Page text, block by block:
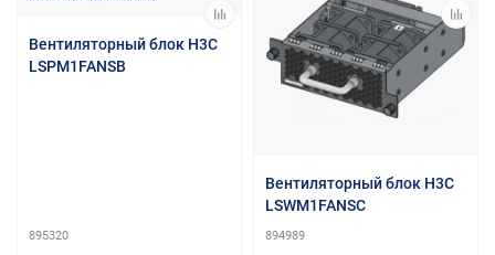
Вентиляторный блок H3C
LSPM1FANSB
895320
Вентиляторный блок H3C
LSWM1FANSC
894989